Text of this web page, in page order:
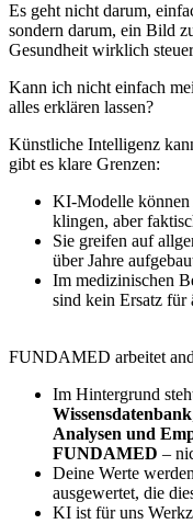
Es geht nicht darum,
sondern darum, ein Bild
Gesundheit wirklich
Kann ich nicht einfach
alles erklären lassen?
Künstliche Intelligenz
gibt es klare Grenzen:
KI-Modelle können
klingen, aber
Sie greifen auf
über Jahre
Im medizinischen
sind kein Ersatz für
FUNDAMED arbeitet
Im Hintergrund
Wissensdatenbank
Analysen und
FUNDAMED –
Deine Werte
ausgewertet, die
KI ist für uns